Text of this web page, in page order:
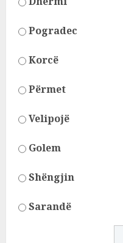
Pogradec
Korcë
Përmet
Velipojë
Golem
Shëngjin
Sarandë